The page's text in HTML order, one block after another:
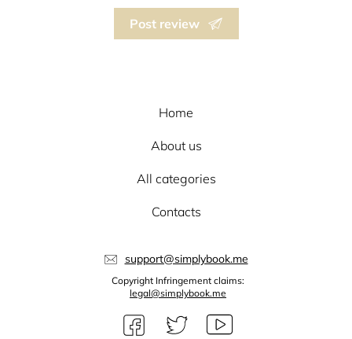
Post review
Home
About us
All categories
Contacts
support@simplybook.me
Copyright Infringement claims:
legal@simplybook.me